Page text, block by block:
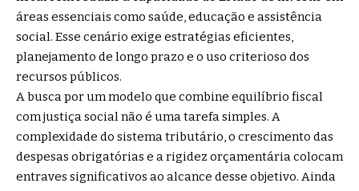
áreas essenciais como saúde, educação e assistência
social. Esse cenário exige estratégias eficientes,
planejamento de longo prazo e o uso criterioso dos
recursos públicos.
A busca por um modelo que combine equilíbrio fiscal
com justiça social não é uma tarefa simples. A
complexidade do sistema tributário, o crescimento das
despesas obrigatórias e a rigidez orçamentária colocam
entraves significativos ao alcance desse objetivo. Ainda